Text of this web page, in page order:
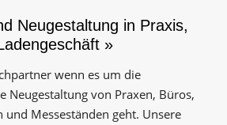
Neugestaltung in Praxis,
»
wenn es um die
Neugestaltung von Praxen, Büros,
und Messeständen geht. Unsere